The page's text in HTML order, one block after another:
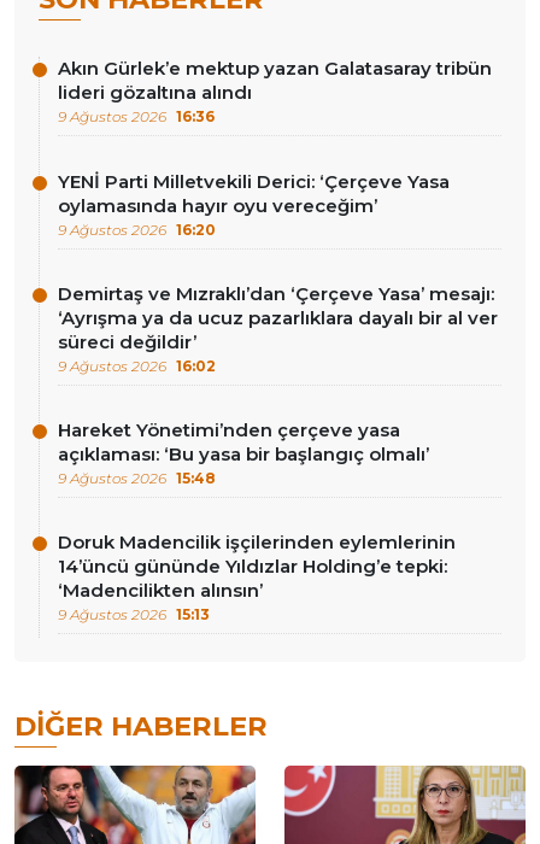
Akın Gürlek’e mektup yazan Galatasaray tribün
lideri gözaltına alındı
9 Ağustos 2026 16:36
YENİ Parti Milletvekili Derici: ‘Çerçeve Yasa
oylamasında hayır oyu vereceğim’
9 Ağustos 2026 16:20
Demirtaş ve Mızraklı’dan ‘Çerçeve Yasa’ mesajı:
‘Ayrışma ya da ucuz pazarlıklara dayalı bir al ver
süreci değildir’
9 Ağustos 2026 16:02
Hareket Yönetimi’nden çerçeve yasa
açıklaması: ‘Bu yasa bir başlangıç olmalı’
9 Ağustos 2026 15:48
Doruk Madencilik işçilerinden eylemlerinin
14’üncü gününde Yıldızlar Holding’e tepki:
‘Madencilikten alınsın’
9 Ağustos 2026 15:13
DIĞER HABERLER